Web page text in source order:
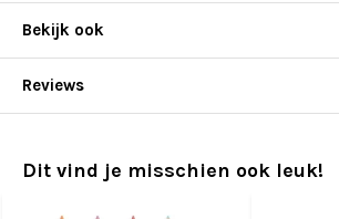
Bekijk ook
Reviews
Dit vind je misschien ook leuk!